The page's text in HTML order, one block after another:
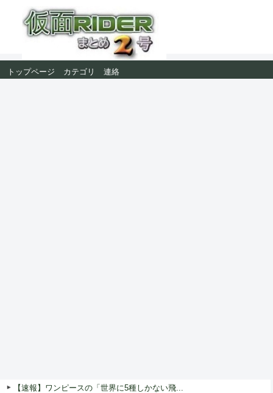
トップページ カテゴリ 連絡
【速報】ワンピースの「世界に5種しかない飛...